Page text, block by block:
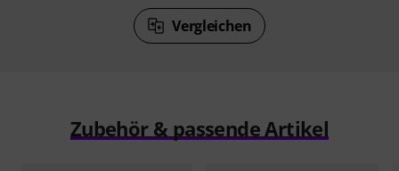
Vergleichen
Zubehör & passende Artikel